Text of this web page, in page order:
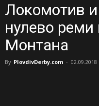
Локомотив
нулево реми
Монтана
By PlovdivDerby.com - 02.09.2018